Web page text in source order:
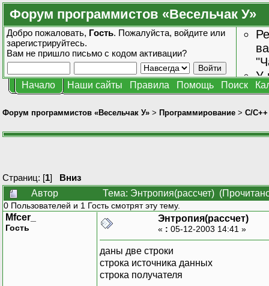
Форум программистов «Весельчак У»
Добро пожаловать, Гость. Пожалуйста, войдите или
зарегистрируйтесь.
Вам не пришло письмо с кодом активации?
У
Начало Наши сайты Правила Помощь Поиск
Форум программистов «Весельчак У» > Программирование > C/C++
Страниц: [1] Вниз
Автор
Тема: Энтропия(рассчет)
0 Пользователей и 1 Гость смотрят эту тему.
Mfcer_
Гость
Энтропия(рассчет)
« : 05-12-2003 14:41 »
даны две строки
строка источника данных
строка получателя